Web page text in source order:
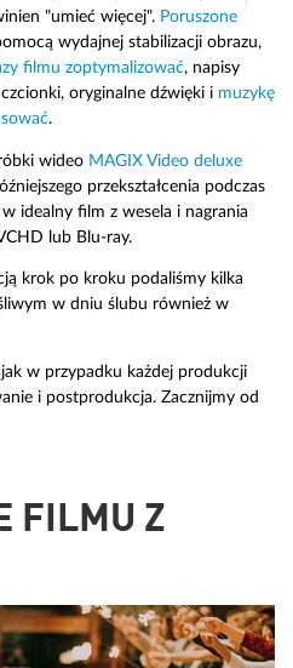
"umieć więcej". Poruszone
wydajnej stabilizacji obrazu,
filmu zoptymalizować, napisy
oryginalne dźwięki i muzykę
.
wideo MAGIX Video deluxe
przekształcenia podczas
idealny film z wesela i nagrania
lub Blu-ray.
krok po kroku podaliśmy kilka
w dniu ślubu również w
w przypadku każdej produkcji
i postprodukcja. Zacznijmy od
FILMU Z